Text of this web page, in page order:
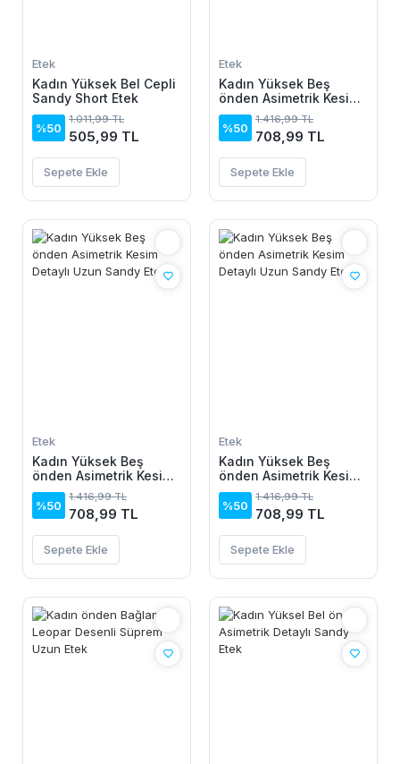
Etek
Kadın Yüksek Bel Cepli
Sandy Short Etek
%50
1.011,99 TL
505,99 TL
Sepete Ekle
Etek
Kadın Yüksek Beş
önden Asimetrik Kesim
Detaylı Uzun Sandy
Etek
%50
1.416,99 TL
708,99 TL
Sepete Ekle
Etek
Kadın Yüksek Beş
önden Asimetrik Kesim
Detaylı Uzun Sandy
Etek
%50
1.416,99 TL
708,99 TL
Sepete Ekle
Etek
Kadın Yüksek Beş
önden Asimetrik Kesim
Detaylı Uzun Sandy
Etek
%50
1.416,99 TL
708,99 TL
Sepete Ekle